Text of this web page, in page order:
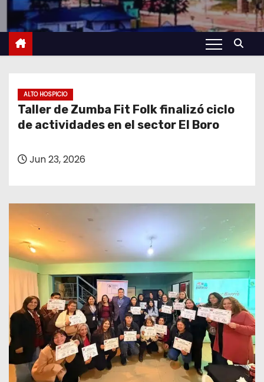
ALTO HOSPICIO
Taller de Zumba Fit Folk finalizó ciclo
de actividades en el sector El Boro
Jun 23, 2026